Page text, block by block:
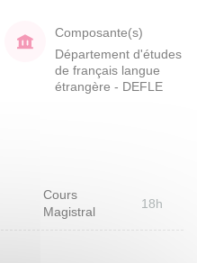
Composante(s)
Département d'études
de français langue
étrangère - DEFLE
Cours
Magistral
18h